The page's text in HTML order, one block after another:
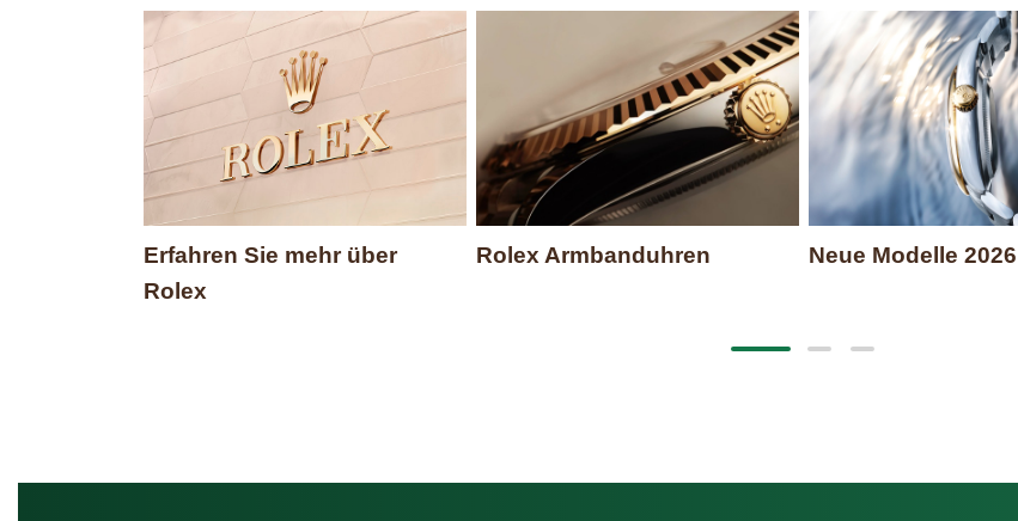
Erfahren Sie mehr über
Rolex
Rolex Armbanduhren Neue Modelle 2026